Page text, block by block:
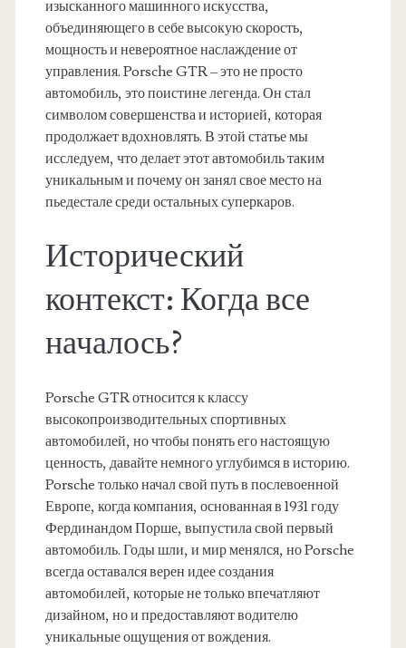
изысканного машинного искусства,
объединяющего в себе высокую скорость,
мощность и невероятное наслаждение от
управления. Porsche GTR – это не просто
автомобиль, это поистине легенда. Он стал
символом совершенства и историей, которая
продолжает вдохновлять. В этой статье мы
исследуем, что делает этот автомобиль таким
уникальным и почему он занял свое место на
пьедестале среди остальных суперкаров.
Исторический
контекст: Когда все
началось?
Porsche GTR относится к классу
высокопроизводительных спортивных
автомобилей, но чтобы понять его настоящую
ценность, давайте немного углубимся в историю.
Porsche только начал свой путь в послевоенной
Европе, когда компания, основанная в 1931 году
Фердинандом Порше, выпустила свой первый
автомобиль. Годы шли, и мир менялся, но Porsche
всегда оставался верен идее создания
автомобилей, которые не только впечатляют
дизайном, но и предоставляют водителю
уникальные ощущения от вождения.